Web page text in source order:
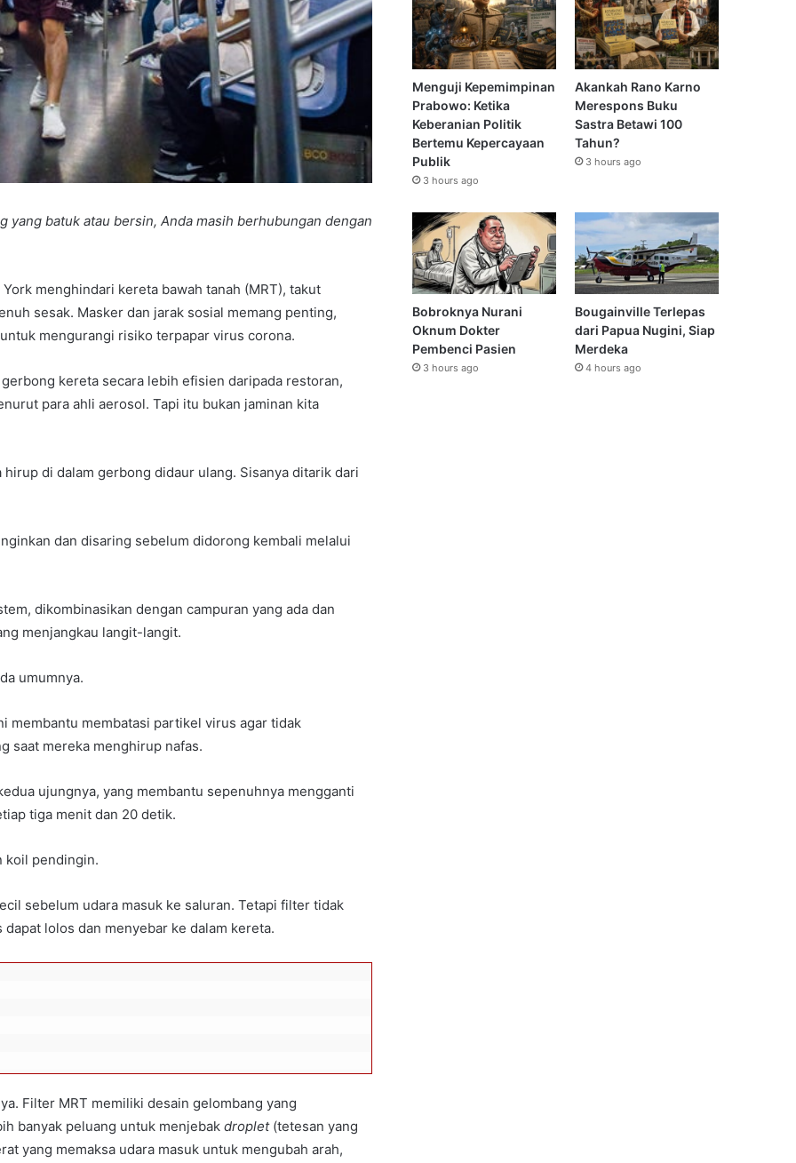
batuk atau bersin, Anda masih berhubungan dengan
menghindari kereta bawah tanah (MRT), takut
sesak. Masker dan jarak sosial memang penting,
mengurangi risiko terpapar virus corona.
kereta secara lebih efisien daripada restoran,
para ahli aerosol. Tapi itu bukan jaminan kita
di dalam gerbong didaur ulang. Sisanya ditarik dari
dan disaring sebelum didorong kembali melalui
dikombinasikan dengan campuran yang ada dan
menjangkau langit-langit.
umumnya.
membantu membatasi partikel virus agar tidak
saat mereka menghirup nafas.
ujungnya, yang membantu sepenuhnya mengganti
tiga menit dan 20 detik.
koil pendingin.
sebelum udara masuk ke saluran. Tetapi filter tidak
lolos dan menyebar ke dalam kereta.
Filter MRT memiliki desain gelombang yang
banyak peluang untuk menjebak droplet(tetesan yang
yang memaksa udara masuk untuk mengubah arah,
Menguji Kepemimpinan
Prabowo: Ketika
Keberanian Politik
Bertemu Kepercayaan
Publik
3 hours ago
Akankah Rano Karno
Merespons Buku
Sastra Betawi 100
Tahun?
3 hours ago
Bobroknya Nurani
Oknum Dokter
Pembenci Pasien
3 hours ago
Bougainville Terlepas
dari Papua Nugini, Siap
Merdeka
4 hours ago